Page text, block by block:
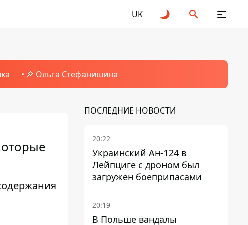
UK
🔎 Ольга Стефанишина
ПОСЛЕДНИЕ НОВОСТИ
20:22
Украинский Ан-124 в
Лейпциге с дроном был
загружен боеприпасами
20:19
В Польше вандалы